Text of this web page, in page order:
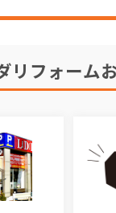
リフォーム